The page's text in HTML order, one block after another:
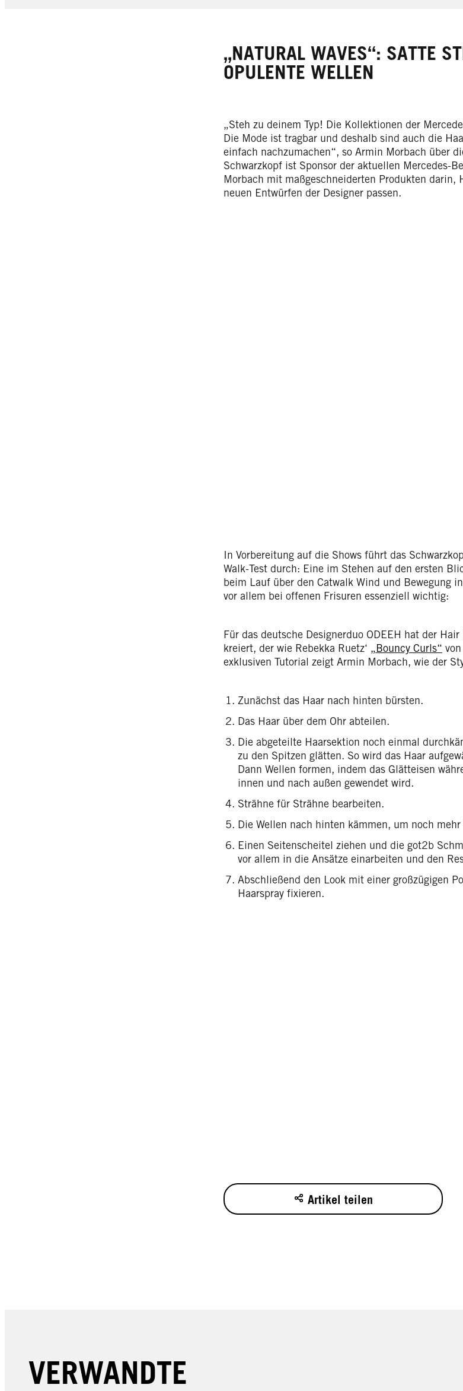
„NATURAL WAVES“: SATTE
OPULENTE WELLEN
„Steh zu deinem Typ! Die Kollektionen der
Die Mode ist tragbar und deshalb sind auch die
einfach nachzumachen“, so Armin Morbach über
Schwarzkopf ist Sponsor der aktuellen Mercedes-
Morbach mit maßgeschneiderten Produkten darin,
neuen Entwürfen der Designer passen.
In Vorbereitung auf die Shows führt das
Walk-Test durch: Eine im Stehen auf den ersten
beim Lauf über den Catwalk Wind und Bewegung
vor allem bei offenen Frisuren essenziell wichtig:
Für das deutsche Designerduo ODEEH hat der
kreiert, der wie Rebekka Ruetz‘ „Bouncy Curls“
exklusiven Tutorial zeigt Armin Morbach, wie der
Zunächst das Haar nach hinten bürsten.
Das Haar über dem Ohr abteilen.
Die abgeteilte Haarsektion noch einmal
zu den Spitzen glätten. So wird das Haar
Dann Wellen formen, indem das Glätteisen
innen und nach außen gewendet wird.
Strähne für Strähne bearbeiten.
Die Wellen nach hinten kämmen, um noch
Einen Seitenscheitel ziehen und die got2b
vor allem in die Ansätze einarbeiten und den
Abschließend den Look mit einer großzügigen
Haarspray fixieren.
Artikel teilen
VERWANDTE